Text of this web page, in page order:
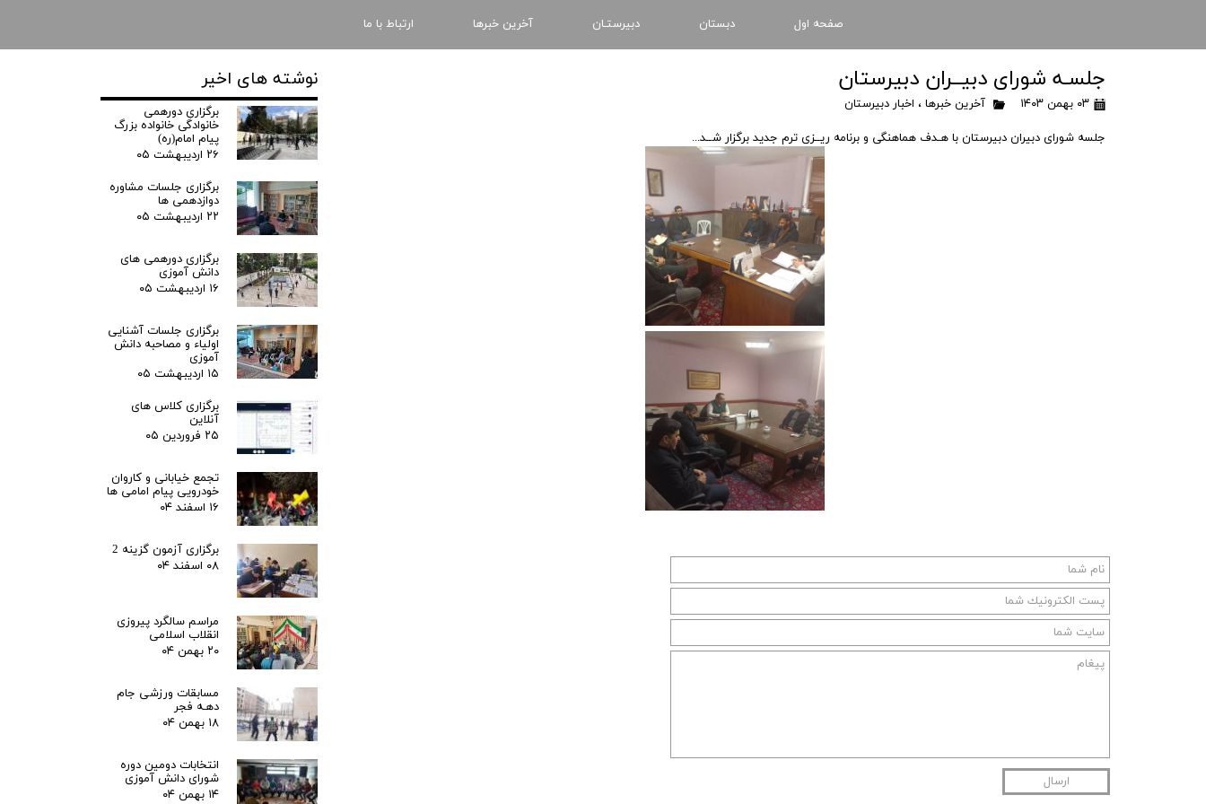
صفحه اول دبستان دبیرستـان آخرین خبرها ارتباط با ما
جلسـه شورای دبیــران دبیرستان
۰۳ بهمن ۱۴۰۳ آخرین خبرها ، اخبار دبیرستان
جلسه شورای دبیران دبیرستان با هـدف هماهنگی و برنامه ریــزی ترم جدید برگزار شــد...
ارسال
نوشته های اخیر
برگزاری دورهمی
خانوادگی خانواده بزرگ
پیام امام(ره)
۲۶ اردیبهشت ۰۵
برگزاری جلسات مشاوره
دوازدهمی ها
۲۲ اردیبهشت ۰۵
برگزاری دورهمی های
دانش آموزی
۱۶ اردیبهشت ۰۵
برگزاری جلسات آشنایی
اولیاء و مصاحبه دانش
آموزی
۱۵ اردیبهشت ۰۵
برگزاری کلاس های
آنلاین
۲۵ فروردین ۰۵
تجمع خیابانی و کاروان
خودرویی پیام امامی ها
۱۶ اسفند ۰۴
برگزاری آزمون گزینه 2
۰۸ اسفند ۰۴
مراسم سالگرد پیروزی
انقلاب اسلامی
۲۰ بهمن ۰۴
مسابقات ورزشی جام
دهـه فجر
۱۸ بهمن ۰۴
انتخابات دومین دوره
شورای دانش آموزی
۱۴ بهمن ۰۴